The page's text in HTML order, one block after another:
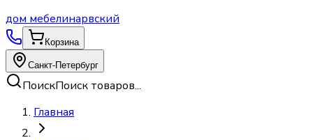
дом мебелинарвский
Корзина
Санкт-Петербург
ПоискПоиск товаров...
Главная